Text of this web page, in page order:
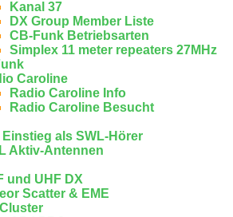
Kanal 37
DX Group Member Liste
CB-Funk Betriebsarten
Simplex 11 meter repeaters 27MHz
Caroline
Radio Caroline Info
Radio Caroline Besucht
Einstieg als SWL-Hörer
Aktiv-Antennen
und UHF DX
Scatter & EME